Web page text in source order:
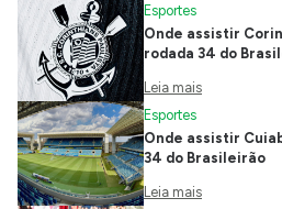
Esportes
Onde assistir
rodada 34 do
Leia mais
Esportes
Onde assistir
34 do Brasileirão
Leia mais